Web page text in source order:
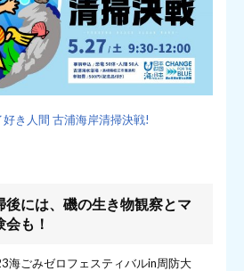
き人間 古浦海岸清掃決戦!
後には、磯の生き物観察とマ
も！
海ごみゼロフェスティバルin周防大